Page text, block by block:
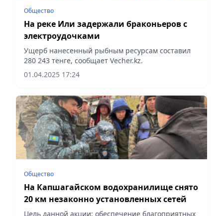
Общество
На реке Или задержали браконьеров с
электроудочками
Ущерб нанесенный рыбным ресурсам составил
280 243 тенге, сообщает Vecher.kz.
01.04.2025 17:24
Общество
На Капшагайском водохранилище снято
20 км незаконно установленных сетей
Цель данной акции: обеспечение благоприятных